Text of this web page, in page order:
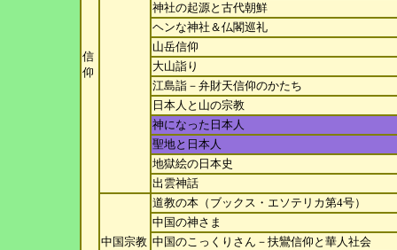
信
仰
神社の起源と古代朝鮮
ヘンな神社＆仏閣巡礼
山岳信仰
大山詣り
江島詣－弁財天信仰のかたち
日本人と山の宗教
神になった日本人
聖地と日本人
地獄絵の日本史
出雲神話
中国宗教
道教の本（ブックス・エソテリカ第4号）
中国の神さま
中国のこっくりさん－扶鸞信仰と華人社会